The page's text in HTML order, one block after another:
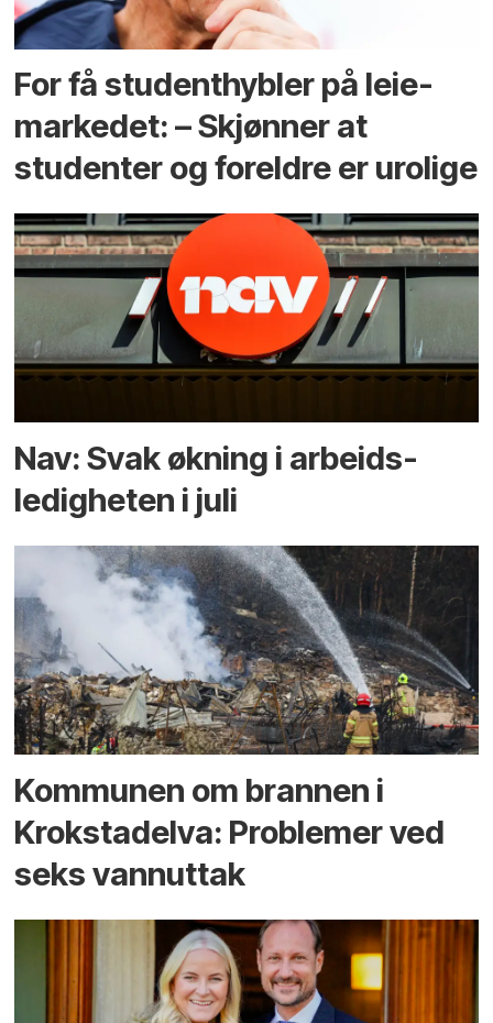
For få student­hybler på leie­
markedet: – Skjønner at
studenter og foreldre er urolige
Nav: Svak økning i arbeids­
ledigheten i juli
Kommunen om brannen i
Krokstadelva: Problemer ved
seks vannuttak